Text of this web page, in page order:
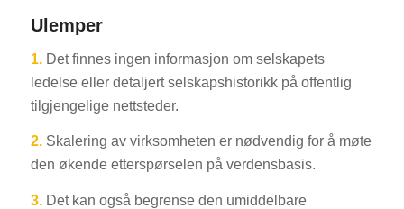
Ulemper
1.Det finnes ingen informasjon om selskapets
ledelse eller detaljert selskapshistorikk på offentlig
tilgjengelige nettsteder.
2.Skalering av virksomheten er nødvendig for å møte
den økende etterspørselen på verdensbasis.
3.Det kan også begrense den umiddelbare